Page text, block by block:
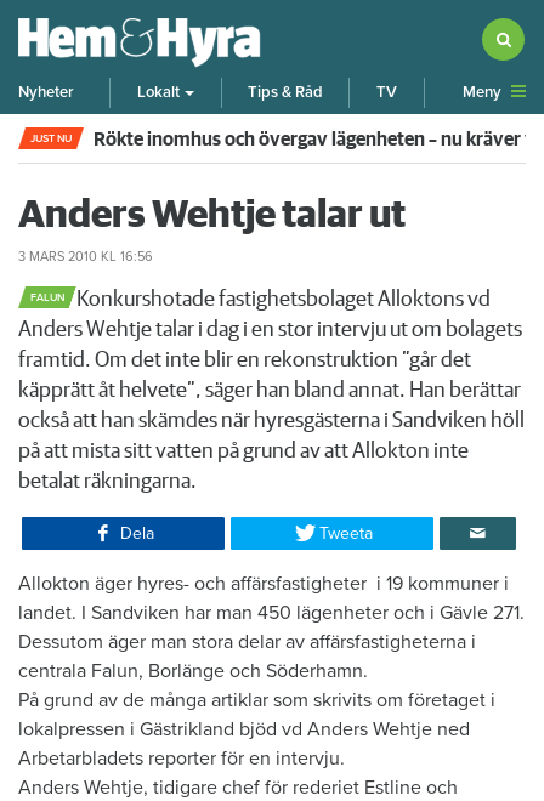
Nyheter Lokalt Tips & Råd TV Meny
JUST NU Rökte inomhus och övergav lägenheten – nu kräver
Anders Wehtje talar ut
3 MARS 2010 KL 16:56
FALUN
​Konkurshotade fastighetsbolaget Alloktons vd
Anders Wehtje talar i dag i en stor intervju ut om bolagets
framtid. Om det inte blir en rekonstruktion ”går det
käpprätt åt helvete”, säger han bland annat. Han berättar
också att han skämdes när hyresgästerna i Sandviken höll
på att mista sitt vatten på grund av att Allokton inte
betalat räkningarna.
Dela Tweeta
​Allokton äger hyres- och affärsfastigheter i 19 kommuner i
landet. I Sandviken har man 450 lägenheter och i Gävle 271.
Dessutom äger man stora delar av affärsfastigheterna i
centrala Falun, Borlänge och Söderhamn.
På grund av de många artiklar som skrivits om företaget i
lokalpressen i Gästrikland bjöd vd Anders Wehtje ned
Arbetarbladets reporter för en intervju.
Anders Wehtje, tidigare chef för rederiet Estline och